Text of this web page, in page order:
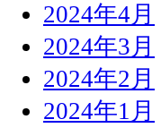
2024年4月
2024年3月
2024年2月
2024年1月